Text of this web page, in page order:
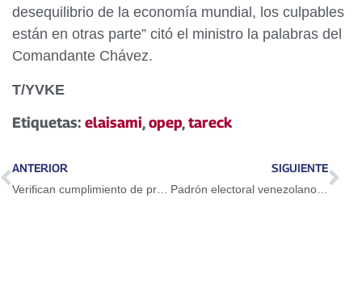
desequilibrio de la economía mundial, los culpables
están en otras parte” citó el ministro la palabras del
Comandante Chávez.
T/YVKE
Etiquetas: elaisami,opep,tareck
ANTERIOR SIGUIENTE
Padrón electoral venezolano para Parlamentarias 2020 está conformado por 20.710.421 electores